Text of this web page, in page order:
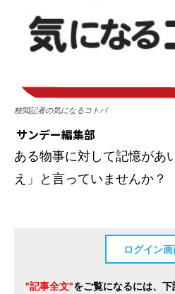
校閲記者の気になるコトバ
サンデー編集部
ある物事に対して記憶があ
え」と言っていませんか？
ログイン
"記事全文"をご覧になるには、